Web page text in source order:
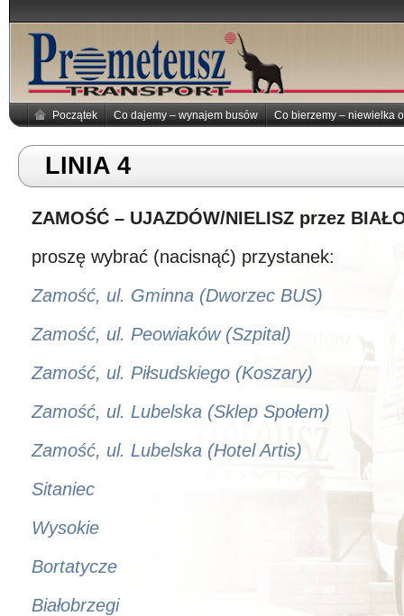
Początek Co dajemy – wynajem busów Co bierzemy – niewielka
LINIA 4
ZAMOŚĆ – UJAZDÓW/NIELISZ przez
proszę wybrać (nacisnąć) przystanek:
Zamość, ul. Gminna (Dworzec BUS)
Zamość, ul. Peowiaków (Szpital)
Zamość, ul. Piłsudskiego (Koszary)
Zamość, ul. Lubelska (Sklep Społem)
Zamość, ul. Lubelska (Hotel Artis)
Sitaniec
Wysokie
Bortatycze
Białobrzegi